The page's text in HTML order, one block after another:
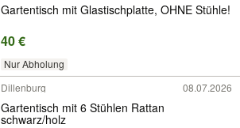
Gartentisch mit Glastischplatte, OHNE Stühle!
40 €
Nur Abholung
Dillenburg 08.07.2026
Gartentisch mit 6 Stühlen Rattan
schwarz/holz